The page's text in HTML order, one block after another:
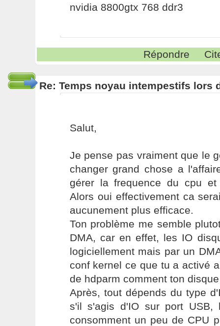
nvidia 8800gtx 768 ddr3
Répondre
Re: Temps noyau intempestifs lors
Salut,
Je pense pas vraiment que le
changer grand chose a
gérer la frequence du cpu
Alors oui effectivement ca
aucunement plus efficace.
Ton problème me semble
DMA, car en effet, les IO
logiciellement mais par un
conf kernel ce que tu a activé
de hdparm comment ton
Après, tout dépends du type
s'il s'agis d'IO sur port USB,
consomment un peu de CPU